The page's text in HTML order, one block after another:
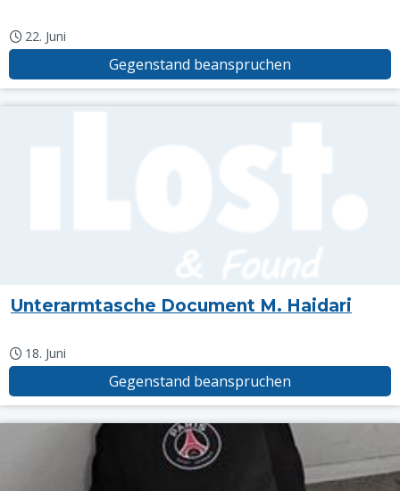
22. Juni
Gegenstand beanspruchen
Unterarmtasche Document M. Haidari
18. Juni
Gegenstand beanspruchen